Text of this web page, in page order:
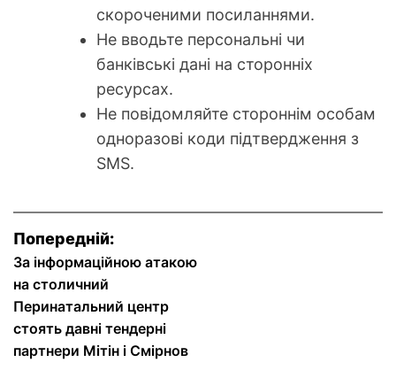
скороченими посиланнями.
Не вводьте персональні чи
банківські дані на сторонніх
ресурсах.
Не повідомляйте стороннім особам
одноразові коди підтвердження з
SMS.
Н
а
в
і
Попередній:
За інформаційною атакою
на столичний
Перинатальний центр
стоять давні тендерні
партнери Мітін і Смірнов